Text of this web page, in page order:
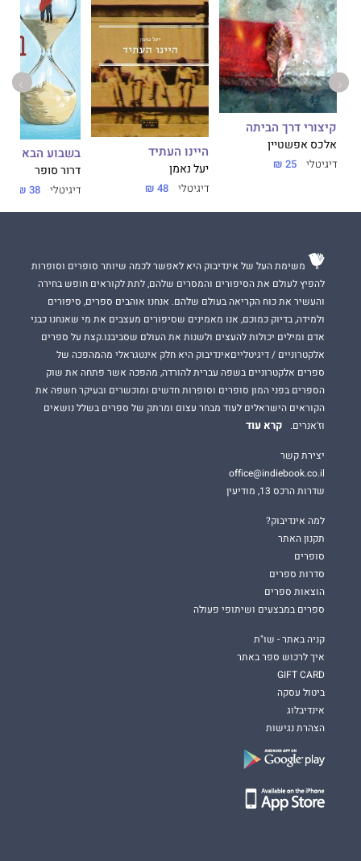
דרור סופר,רופא טראומטולוג בעצמו, פותח לפני הקוראים צוהר הצצה
נדיר אל המתרחש מאחורי הדלתיים הסגורות של חדרי הניתוח, ואינו
חוסך בסצנות רפואיות שאינן קלות לעיכול מעולמם של מנתחי
הטראומה.
קיצורי דרך הביתה
אלכס אפשטיין
דיגיטלי 25 ₪
היינו העתיד
יעל נאמן
דיגיטלי 48 ₪
בשבוע הבא
דרור סופר
דיגיטלי 38 ₪
משימת העל של אינדיבוק היא לאפשר לכמה שיותר סופרים וסופרות
להפיץ לעולם את הסיפורים והמסרים שלהם, לתת לקוראים חופש בחירה
והעשיר את כוח הקריאה בעולם שלהם. אנחנו אוהבים ספרים, סיפורים
ולמידה, בדיוק כמוכם, אנו מאמינים שסיפורים מעצבים את מי שאנחנו כבני
אדם ומילים יכולות להעצים ולשנות את העולם שסביבנו.קצת על ספרים
אלקטרוניים / דיגיטלייםאינדיבוק היא חלק אינטגראלי מהמהפכה של
ספרים אלקטרוניים בשפה עברית להורדה, מהפכה אשר פתחה את שוק
הספרים בפני המון סופרים וסופרות חדשים ומוכשרים ובעיקר חשפה את
הקוראים הישראלים לעוד מבחר עצום ומרתק של ספרים בשלל נושאים
וז'אנרים.
קרא עוד
יצירת קשר
office@indiebook.co.il
שדרות הרכס 13, מודיעין
למה אינדיבוק?
תקנון האתר
סופרים
סדרות ספרים
הוצאות ספרים
ספרים במבצעים ושיתופי פעולה
קניה באתר - שו"ת
איך לרכוש ספר באתר
GIFT CARD
ביטול עסקה
אינדיבלוג
הצהרת נגישות